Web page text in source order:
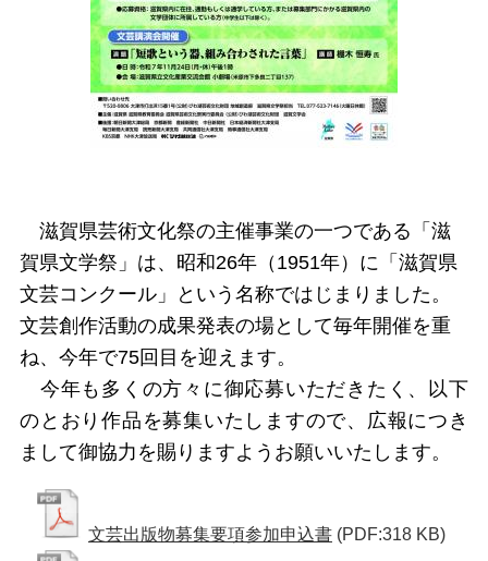
滋賀県芸術文化祭の主催事業の一つである「滋
賀県文学祭」は、昭和26年（1951年）に「滋賀県
文芸コンクール」という名称ではじまりました。
文芸創作活動の成果発表の場として毎年開催を重
ね、今年で75回目を迎えます。
今年も多くの方々に御応募いただきたく、以下
のとおり作品を募集いたしますので、広報につき
まして御協力を賜りますようお願いいたします。
文芸出版物募集要項参加申込書 (PDF:318 KB)